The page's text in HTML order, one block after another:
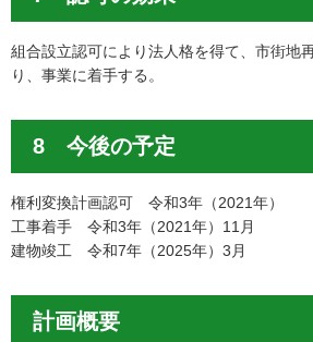
組合設立認可により法人格を得て、市街地
り、事業に着手する。
8 今後の予定
権利変換計画認可 令和3年（2021年）
工事着手 令和3年（2021年）11月
建物竣工 令和7年（2025年）3月
計画概要